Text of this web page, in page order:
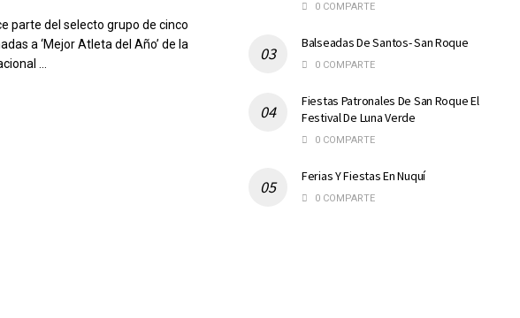
parte del selecto grupo de cinco
a ‘Mejor Atleta del Año’ de la
...
0 COMPARTE
Balseadas De Santos- San Roque
0 COMPARTE
Fiestas Patronales De San Roque El
Festival De Luna Verde
0 COMPARTE
Ferias Y Fiestas En Nuquí
0 COMPARTE